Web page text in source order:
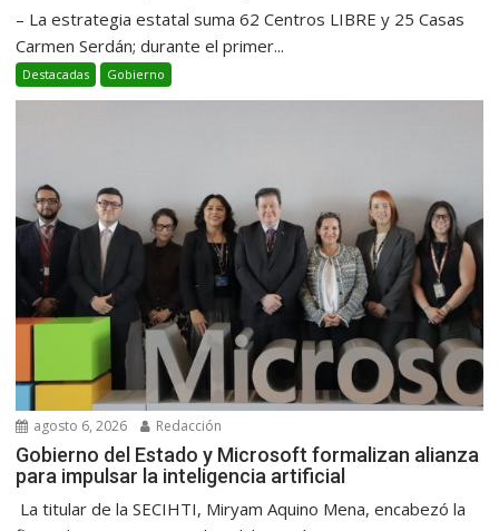
– La estrategia estatal suma 62 Centros LIBRE y 25 Casas
Carmen Serdán; durante el primer...
Destacadas Gobierno
agosto 6, 2026 Redacción
Gobierno del Estado y Microsoft formalizan alianza
para impulsar la inteligencia artificial
La titular de la SECIHTI, Miryam Aquino Mena, encabezó la